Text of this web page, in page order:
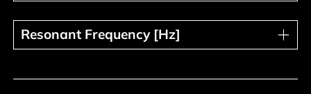
Resonant Frequency [Hz]
Resonant Frequency [Hz]